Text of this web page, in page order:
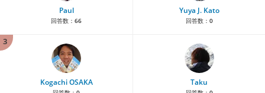
Paul
回答数： 66
Yuya J. Kato
回答数： 0
3
Kogachi OSAKA Taku